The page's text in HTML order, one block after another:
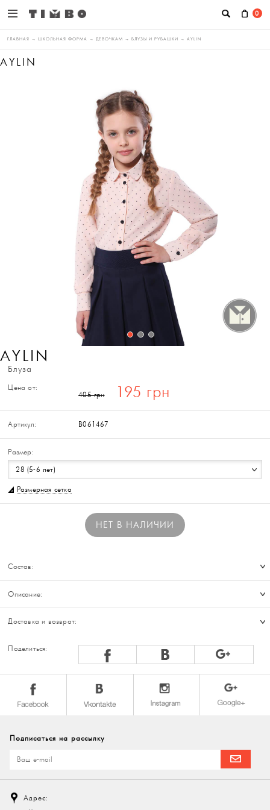
0
ГЛАВНАЯ → ШКОЛЬНАЯ ФОРМА → ДЕВОЧКАМ → БЛУЗЫ И РУБАШКИ → AYLIN
AYLIN
AYLIN
Блуза
Цена от:
405 грн
195 грн
Артикул: B061467
Размер:
28 (5-6 лет)
Размерная сетка
НЕТ В НАЛИЧИИ
Состав:
Описание:
Доставка и возврат:
Поделиться:
Подписаться на рассылку
Адрес: